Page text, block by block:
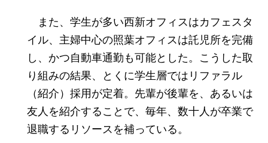
また、学生が多い西新オフィスはカフェスタ
イル、主婦中心の照葉オフィスは託児所を完備
し、かつ自動車通勤も可能とした。こうした取
り組みの結果、とくに学生層ではリファラル
（紹介）採用が定着。先輩が後輩を、あるいは
友人を紹介することで、毎年、数十人が卒業で
退職するリソースを補っている。